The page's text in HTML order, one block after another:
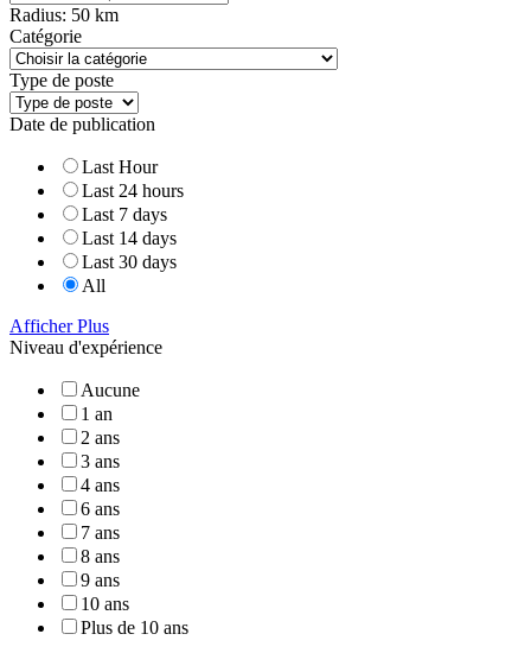
Radius: 50 km
Catégorie
Type de poste
Date de publication
Last Hour
Last 24 hours
Last 7 days
Last 14 days
Last 30 days
All
Afficher Plus
Niveau d'expérience
Aucune
1 an
2 ans
3 ans
4 ans
6 ans
7 ans
8 ans
9 ans
10 ans
Plus de 10 ans